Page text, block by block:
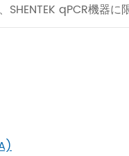
qPCR機器に